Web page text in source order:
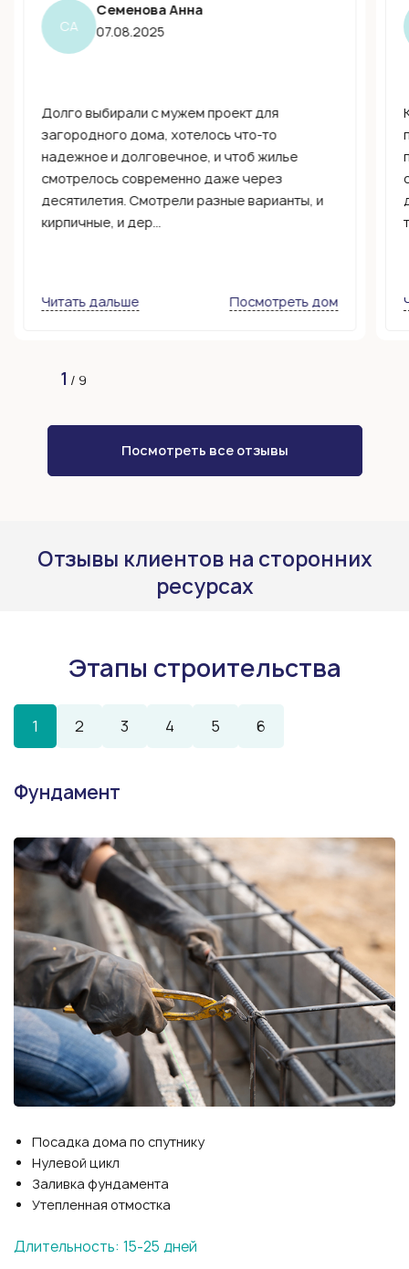
СА
Семенова Анна
07.08.2025
Долго выбирали с мужем проект для
загородного дома, хотелось что-то
надежное и долговечное, и чтоб жилье
смотрелось современно даже через
десятилетия. Смотрели разные варианты, и
кирпичные, и дер...
Читать дальше Посмотреть дом
1 / 9
Посмотреть все отзывы
Отзывы клиентов на сторонних
ресурсах
Этапы строительства
1 2 3 4 5 6
Фундамент
Посадка дома по спутнику
Нулевой цикл
Заливка фундамента
Утепленная отмостка
Длительность: 15-25 дней